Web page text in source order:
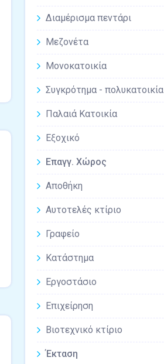
Διαμέρισμα πεντάρι
Μεζονέτα
Μονοκατοικία
Συγκρότημα - πολυκατοικία
Παλαιά Κατοικία
Εξοχικό
Επαγγ. Χώρος
Αποθήκη
Αυτοτελές κτίριο
Γραφείο
Κατάστημα
Εργοστάσιο
Επιχείρηση
Βιοτεχνικό κτίριο
Έκταση